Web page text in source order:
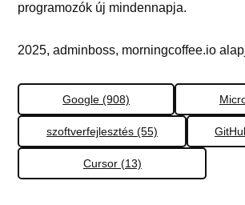
programozók új mindennapja.
2025, adminboss, morningcoffee.io
Google (908)
szoftverfejlesztés (55)
Cursor (13)